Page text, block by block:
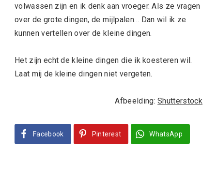
volwassen zijn en ik denk aan vroeger. Als ze vragen
over de grote dingen, de mijlpalen… Dan wil ik ze
kunnen vertellen over de kleine dingen.
Het zijn echt de kleine dingen die ik koesteren wil.
Laat mij de kleine dingen niet vergeten.
Afbeelding:Shutterstock
Facebook Pinterest WhatsApp